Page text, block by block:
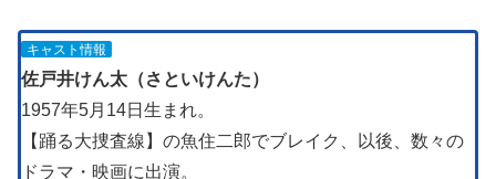
キャスト情報
佐戸井けん太（さといけんた）
1957年5月14日生まれ。
【踊る大捜査線】の魚住二郎でブレイク、以後、数々の
ドラマ・映画に出演。